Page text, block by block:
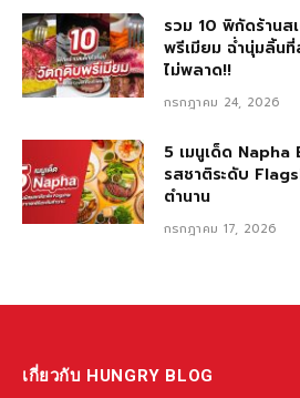
รวม 10 พิกัดร้าน
พรีเมียม ฉ่ำนุ่มลิ้น
ไม่พลาด!!
กรกฎาคม 24, 2026
5 เมนูเด็ด
รสชาติระดับ
ตำนาน
กรกฎาคม 17, 2026
เกี่ยวกับ HUNGRY BLOG